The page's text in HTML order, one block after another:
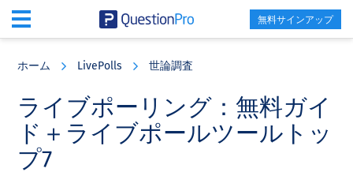
content
sidebar
無料サインアップ
ホーム LivePolls 世論調査
ライブポーリング：無料ガイ
ド＋ライブポールツールトッ
プ7